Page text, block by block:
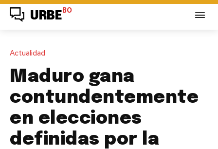
URBE BO
Actualidad
Maduro gana
contundentemente
en elecciones
definidas por la